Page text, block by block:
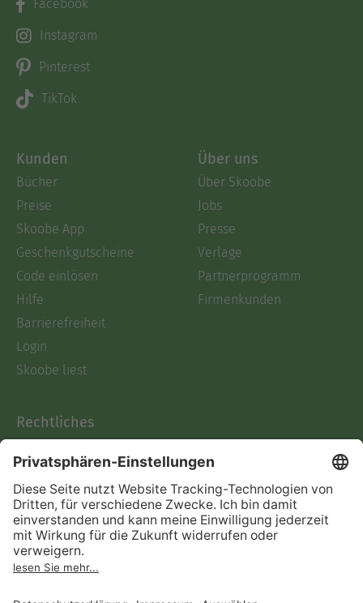
Facebook
Instagram
Pinterest
TikTok
Kunden
Bücher
Preise
Skoobe App
Geschenkgutscheine
Code einlösen
Hilfe
Barrierefreiheit
Login
Skoobe liest
Über uns
Über Skoobe
Jobs
Presse
Verlage
Partnerprogramm
Firmenkunden
Rechtliches
AGB
Informationen nach Data
Act
Verträge hier kündigen
Impressum